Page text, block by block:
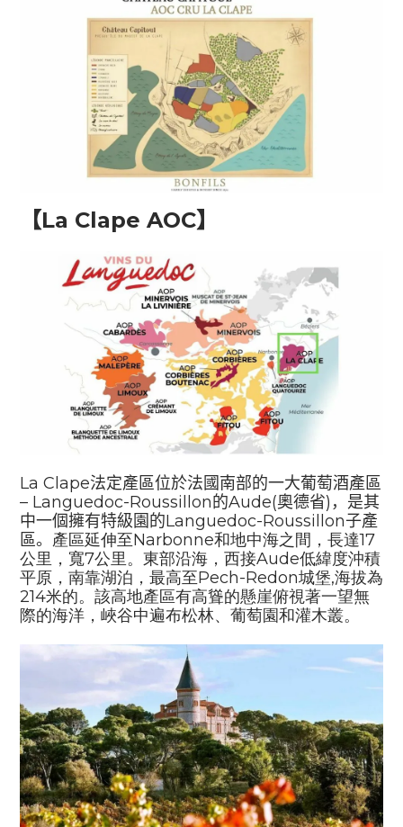
【La Clape AOC】
La Clape法定產區位於法國南部的一大葡萄酒產區
– Languedoc-Roussillon的Aude(奧德省) ，是其
中一個擁有特級園的Languedoc-Roussillon子產
區。 產區延伸至Narbonne和地中海之間，長達17
公里，寬7公里。東部沿海，西接Aude低緯度沖積
平原，南靠湖泊，最高至Pech-Redon城堡,海拔為
214米的。該高地產區有高聳的懸崖俯視著一望無
際的海洋，峽谷中遍布松林、葡萄園和灌木叢。